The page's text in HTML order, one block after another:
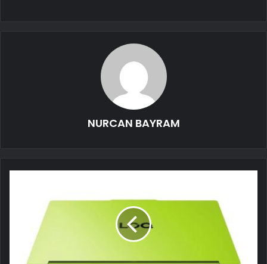
NURCAN BAYRAM